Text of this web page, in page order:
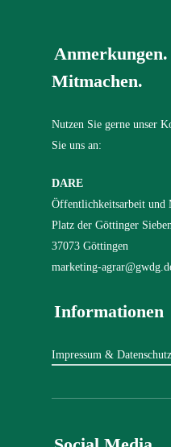
Mitmachen.
Nutzen Sie gerne unser
Sie uns an:
DARE
Öffentlichkeitsarbeit und
Platz der Göttinger
37073 Göttingen
marketing-
Informationen
Impressum & Datenschutz